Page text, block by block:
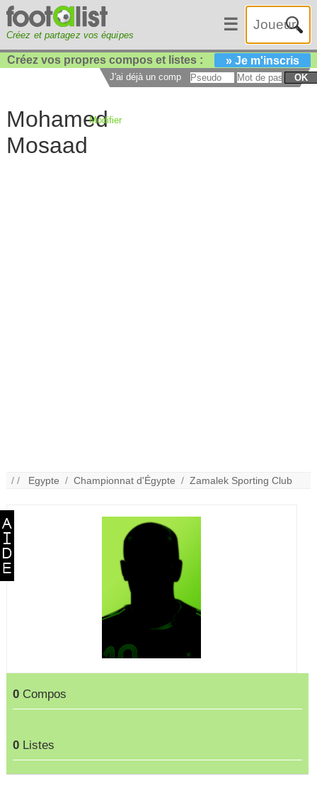
Créez et partagez vos équipes
☰
Créez vos propres compos et listes : » Je m'inscris
J'ai déjà un compte : OK
Mohamed
Mosaad
Modifier
/ / Egypte /Championnat d'Égypte /Zamalek Sporting Club
0 Compos
0 Listes